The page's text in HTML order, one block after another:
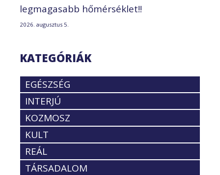
legmagasabb hőmérséklet!!
2026. augusztus 5.
KATEGÓRIÁK
EGÉSZSÉG
INTERJÚ
KOZMOSZ
KULT
REÁL
TÁRSADALOM